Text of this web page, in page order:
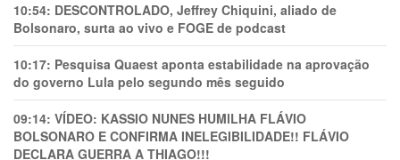
10:54: DESCONTROLADO, Jeffrey Chiquini, aliado de
Bolsonaro, surta ao vivo e FOGE de podcast
10:17: Pesquisa Quaest aponta estabilidade na aprovação
do governo Lula pelo segundo mês seguido
09:14: VÍDEO: KASSIO NUNES HUMlLHA FLÁVIO
BOLSONARO E CONFIRMA INELEGIBILIDADE!! FLÁVIO
DECLARA GUERRA A THIAGO!!!